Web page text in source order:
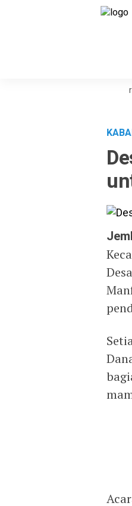
Desa Paenre Lompoe Merajut